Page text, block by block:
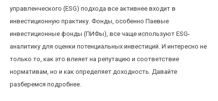
управленческого (ESG) подхода все активнее входит в
инвестиционную практику. Фонды, особенно Паевые
инвестиционные фонды (ПИФы), все чаще используют ESG-
аналитику для оценки потенциальных инвестиций. И интересно не
только то, как это влияет на репутацию и соответствие
нормативам, но и как определяет доходность. Давайте
разберемся подробнее.